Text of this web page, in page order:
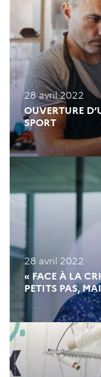
OUVERTURE
SPORT
28 avril 2022
« FACE À LA
PETITS PAS,
28 avril 2022